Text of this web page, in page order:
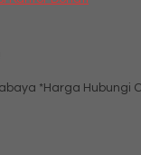
*Harga Hubungi